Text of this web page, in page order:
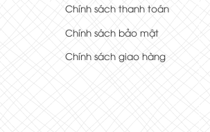
Chính sách thanh toán
Chính sách bảo mật
Chính sách giao hàng